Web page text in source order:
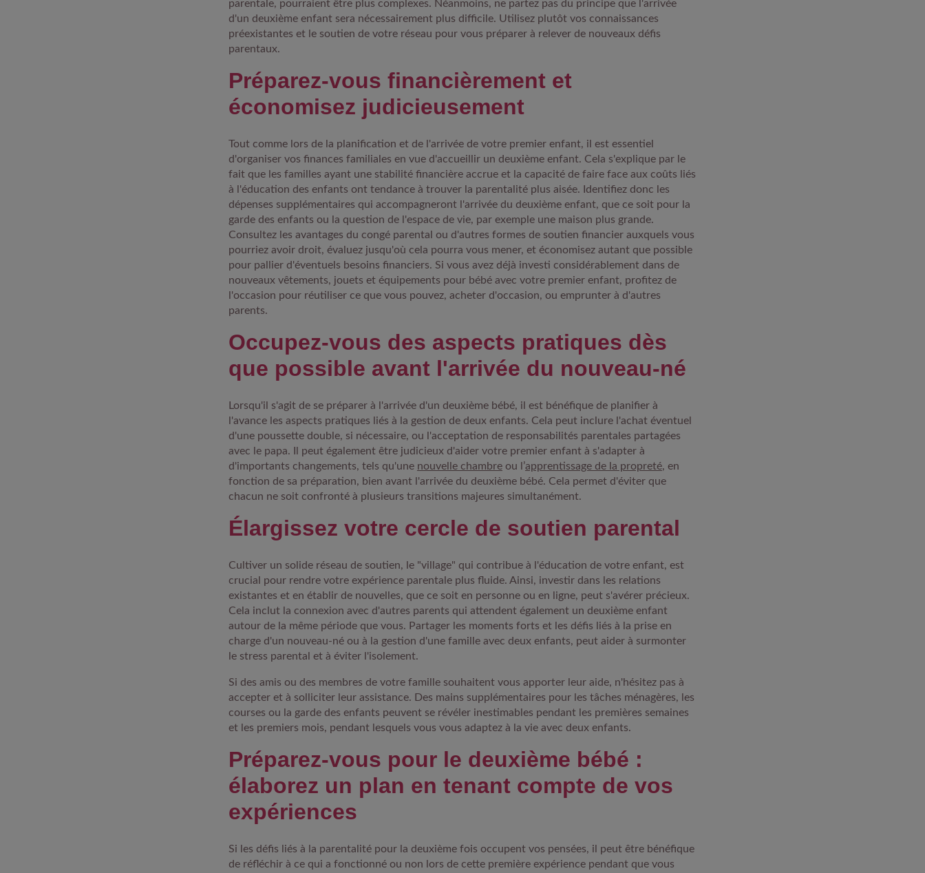
parentale, pourraient être plus complexes. Néanmoins, ne partez pas du principe que l'arrivée
d'un deuxième enfant sera nécessairement plus difficile. Utilisez plutôt vos connaissances
préexistantes et le soutien de votre réseau pour vous préparer à relever de nouveaux défis
parentaux.
Préparez-vous financièrement et
économisez judicieusement
Tout comme lors de la planification et de l'arrivée de votre premier enfant, il est essentiel
d'organiser vos finances familiales en vue d'accueillir un deuxième enfant. Cela s'explique par le
fait que les familles ayant une stabilité financière accrue et la capacité de faire face aux coûts liés
à l'éducation des enfants ont tendance à trouver la parentalité plus aisée. Identifiez donc les
dépenses supplémentaires qui accompagneront l'arrivée du deuxième enfant, que ce soit pour la
garde des enfants ou la question de l'espace de vie, par exemple une maison plus grande.
Consultez les avantages du congé parental ou d'autres formes de soutien financier auxquels vous
pourriez avoir droit, évaluez jusqu'où cela pourra vous mener, et économisez autant que possible
pour pallier d'éventuels besoins financiers. Si vous avez déjà investi considérablement dans de
nouveaux vêtements, jouets et équipements pour bébé avec votre premier enfant, profitez de
l'occasion pour réutiliser ce que vous pouvez, acheter d'occasion, ou emprunter à d'autres
parents.
Occupez-vous des aspects pratiques dès
que possible avant l'arrivée du nouveau-né
Lorsqu'il s'agit de se préparer à l'arrivée d'un deuxième bébé, il est bénéfique de planifier à
l'avance les aspects pratiques liés à la gestion de deux enfants. Cela peut inclure l'achat éventuel
d'une poussette double, si nécessaire, ou l'acceptation de responsabilités parentales partagées
avec le papa. Il peut également être judicieux d'aider votre premier enfant à s'adapter à
d'importants changements, tels qu'une nouvelle chambreou l’apprentissage de la propreté, en
fonction de sa préparation, bien avant l'arrivée du deuxième bébé. Cela permet d'éviter que
chacun ne soit confronté à plusieurs transitions majeures simultanément.
Élargissez votre cercle de soutien parental
Cultiver un solide réseau de soutien, le "village" qui contribue à l'éducation de votre enfant, est
crucial pour rendre votre expérience parentale plus fluide. Ainsi, investir dans les relations
existantes et en établir de nouvelles, que ce soit en personne ou en ligne, peut s'avérer précieux.
Cela inclut la connexion avec d'autres parents qui attendent également un deuxième enfant
autour de la même période que vous. Partager les moments forts et les défis liés à la prise en
charge d'un nouveau-né ou à la gestion d'une famille avec deux enfants, peut aider à surmonter
le stress parental et à éviter l'isolement.
Si des amis ou des membres de votre famille souhaitent vous apporter leur aide, n'hésitez pas à
accepter et à solliciter leur assistance. Des mains supplémentaires pour les tâches ménagères, les
courses ou la garde des enfants peuvent se révéler inestimables pendant les premières semaines
et les premiers mois, pendant lesquels vous vous adaptez à la vie avec deux enfants.
Préparez-vous pour le deuxième bébé :
élaborez un plan en tenant compte de vos
expériences
Si les défis liés à la parentalité pour la deuxième fois occupent vos pensées, il peut être bénéfique
de réfléchir à ce qui a fonctionné ou non lors de cette première expérience pendant que vous